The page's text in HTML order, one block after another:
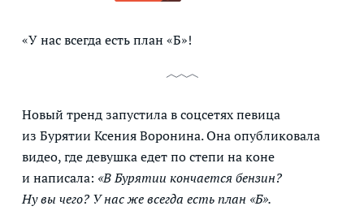
«У нас всегда есть план «Б»!
Новый тренд запустила в соцсетях певица
из Бурятии Ксения Воронина. Она опубликовала
видео, где девушка едет по степи на коне
и написала: «В Бурятии кончается бензин?
Ну вы чего? У нас же всегда есть план «Б».